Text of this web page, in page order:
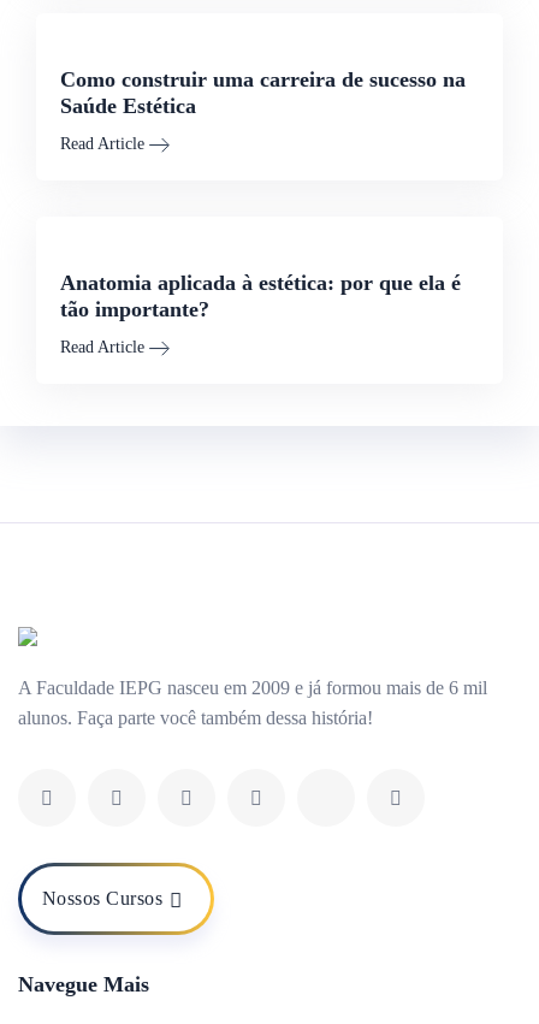
Como construir uma carreira de sucesso na
Saúde Estética
Read Article
Anatomia aplicada à estética: por que ela é
tão importante?
Read Article
A Faculdade IEPG nasceu em 2009 e já formou mais de 6 mil
alunos. Faça parte você também dessa história!
Nossos Cursos
Navegue Mais